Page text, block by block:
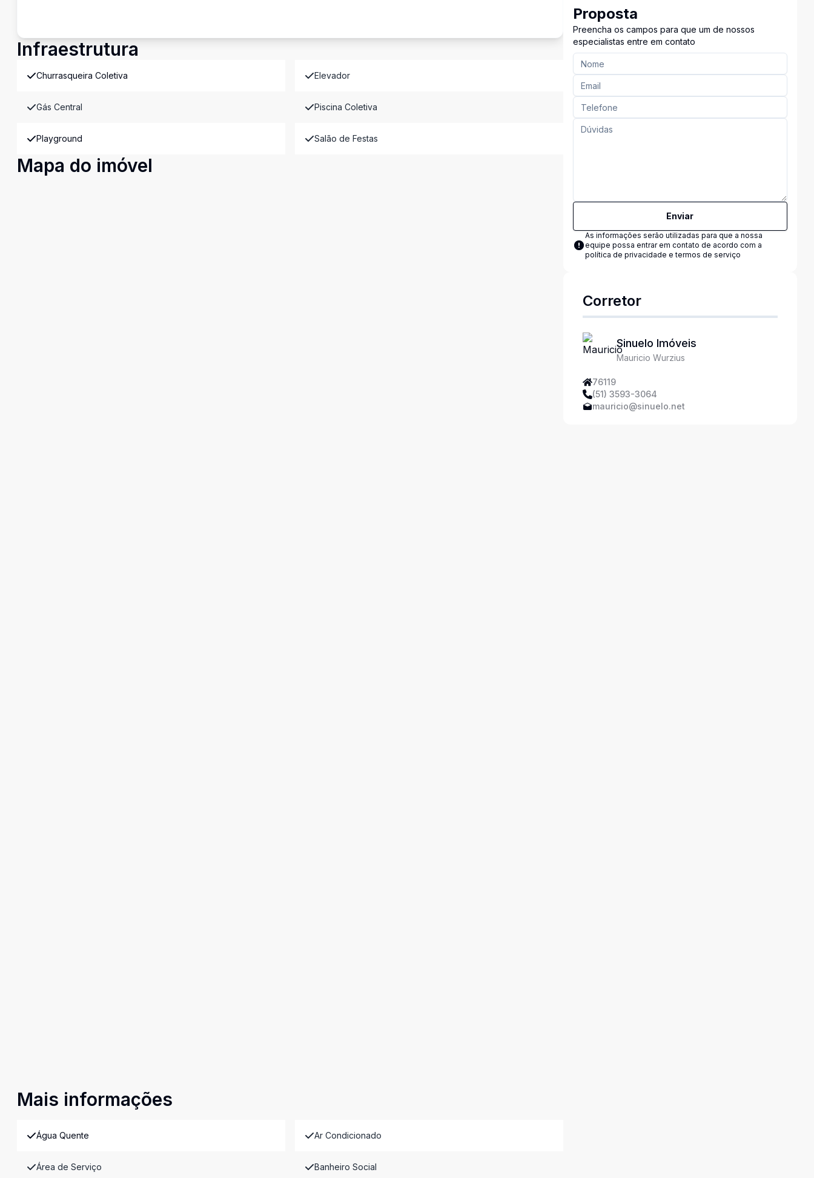
Infraestrutura
Churrasqueira Coletiva Elevador
Gás Central Piscina Coletiva
Playground Salão de Festas
Mapa do imóvel
Mais informações
Água Quente Ar Condicionado
Área de Serviço Banheiro Social
Proposta
Preencha os campos para que um de nossos
especialistas entre em contato
Enviar
As informações serão utilizadas para que a nossa
equipe possa entrar em contato de acordo com a
política de privacidade e termos de serviço
Corretor
Sinuelo Imóveis
Mauricio Wurzius
76119
(51) 3593-3064
mauricio@sinuelo.net